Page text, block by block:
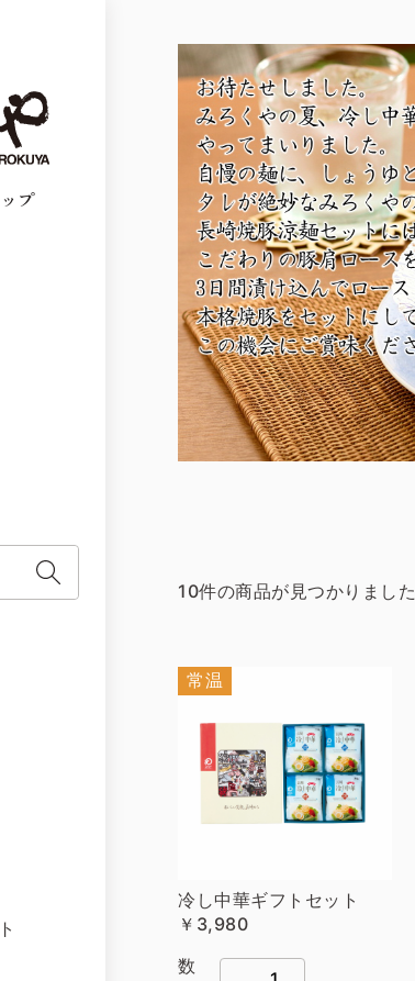
プ
10件の商品が見つかりました
常温
冷し中華ギフトセット
￥3,980
数